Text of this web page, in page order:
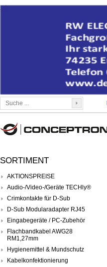
SORTIMENT
AKTIONSPREISE
Audio-/Video-/Geräte TECHly®
Crimkontakte für D-Sub
D-Sub Modularadapter RJ45
Eingabegeräte / PC-Zubehör
Flachbandkabel AWG28
RM1,27mm
Hygienemittel & Mundschutz
Kabelkonfektionierung